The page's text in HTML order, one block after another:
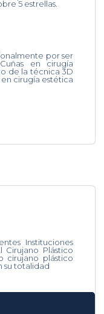
5 estrellas.
por ser
en cirugía
de la técnica 3D
cirugía estética
Instituciones
Cirujano Plástico
cirujano plástico
su totalidad